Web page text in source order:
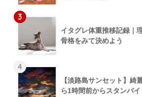
3
イタグレ体重推移記録｜
骨格をみて決めよう
4
【淡路島サンセット】綺
ら1時間前からスタンバイ